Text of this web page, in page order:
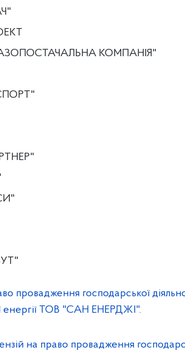
КОМПАНІЯ"
провадження господарської
енергії ТОВ "САН ЕНЕРДЖІ".
на право провадження